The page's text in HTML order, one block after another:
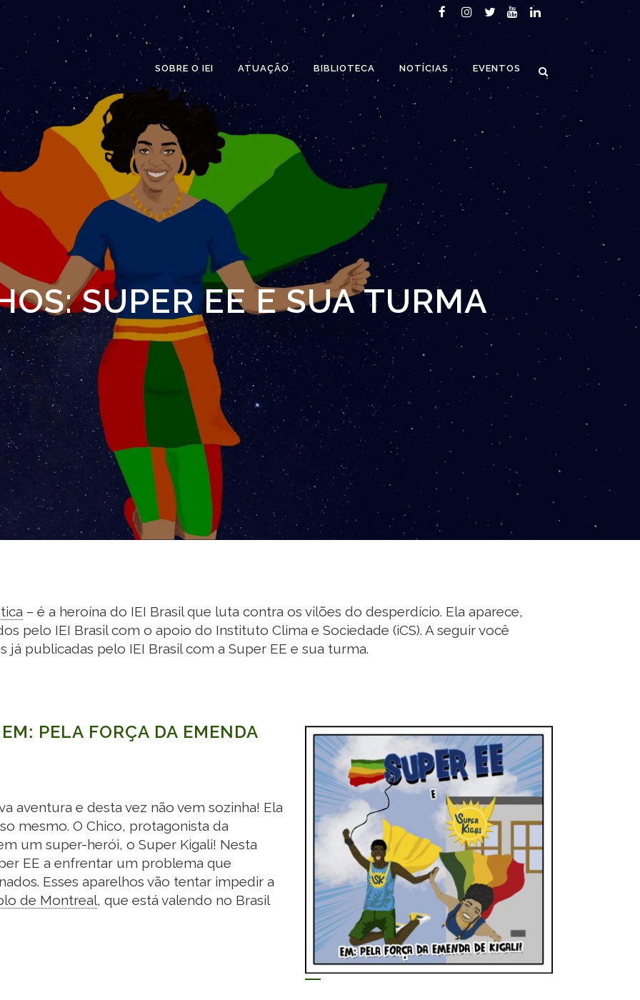
SOBRE O IEI ATUAÇÃO BIBLIOTECA NOTÍCIAS EVENTOS
SUPER EE E SUA TURMA
– é a heroína do IEI Brasil que luta contra os vilões do desperdício. Ela aparece,
pelo IEI Brasil com o apoio do Instituto Clima e Sociedade (iCS). A seguir você
publicadas pelo IEI Brasil com a Super EE e sua turma.
PELA FORÇA DA EMENDA
aventura e desta vez não vem sozinha! Ela
mesmo. O Chico, protagonista da
um super-herói, o Super Kigali! Nesta
EE a enfrentar um problema que
Esses aparelhos vão tentar impedir a
de Montreal, que está valendo no Brasil